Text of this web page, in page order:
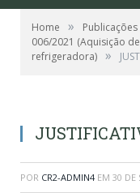
Home »
006/2021 (Aquisição
refrigeradora) »
POR CR2-ADMIN4 EM 30 DE